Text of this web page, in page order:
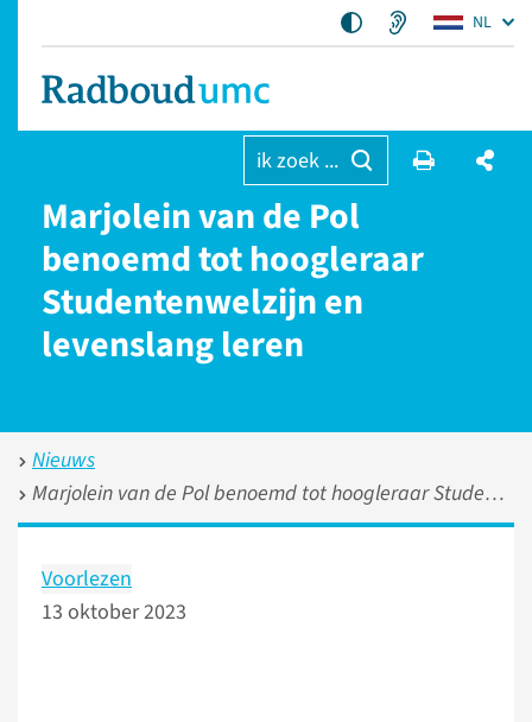
NL
ik zoek ...
Marjolein van de Pol
benoemd tot hoogleraar
Studentenwelzijn en
levenslang leren
Nieuws
Marjolein van de Pol benoemd tot hoogleraar Studentenwelzijn en levenslang leren
Voorlezen
13 oktober 2023